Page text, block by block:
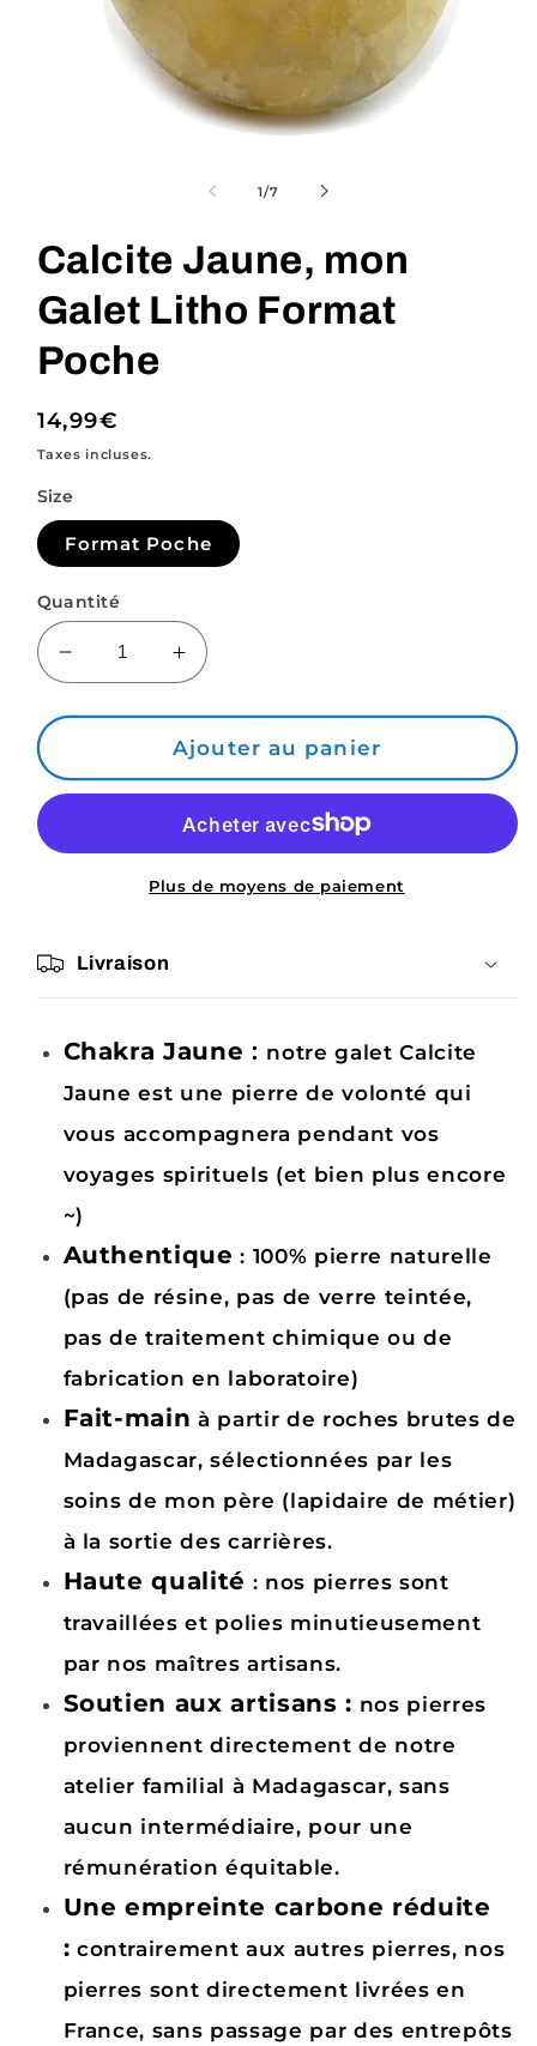
une
fenêtre
modale
1/de
7
Calcite Jaune, mon
Galet Litho Format
Poche
Prix
habituel
14,99€
Taxes incluses.
Size
Format Poche
Quantité
Réduire
la
quantité
Calcite
Jaune,
Galet
Augmenter
la
quantité
de
Calcite
Jaune,
mon
Galet
Litho
Ajouter au panier
Plus de moyens de paiement
Livraison
Chakra Jaune: notre galet Calcite
Jaune est une pierre de volonté qui
vous accompagnera pendant vos
voyages spirituels (et bien plus encore
~)
Authentique : 100% pierre naturelle
(pas de résine, pas de verre teintée,
pas de traitement chimique ou de
fabrication en laboratoire)
Fait-main à partir de roches brutes de
Madagascar, sélectionnées par les
soins de mon père (lapidaire de métier)
à la sortie des carrières.
Haute qualité : nos pierres sont
travaillées et polies minutieusement
par nos maîtres artisans.
Soutien aux artisans : nos pierres
proviennent directement de notre
atelier familial à Madagascar, sans
aucun intermédiaire, pour une
rémunération équitable.
Une empreinte carbone réduite
: contrairement aux autres pierres, nos
pierres sont directement livrées en
France, sans passage par des entrepôts